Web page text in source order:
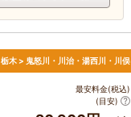
栃木 > 鬼怒川・川治・湯西川・川俣
最安料金(税込)
(目安)